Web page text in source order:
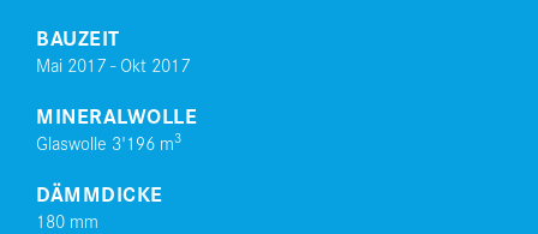
BAUZEIT
Mai 2017 - Okt 2017
MINERALWOLLE
Glaswolle 3'196 m3
DÄMMDICKE
180 mm